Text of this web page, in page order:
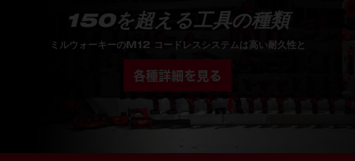
150を超える工具の種類
ミルウォーキーのM12 コードレスシステムは高い耐久性と
各種詳細を見る